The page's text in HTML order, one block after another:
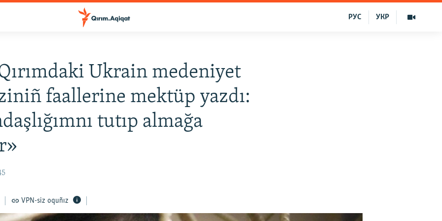
УКР
РУС
Ukrain medeniyet
faallerine mektüp yazdı:
tutıp almağa
VPN-siz oquñız